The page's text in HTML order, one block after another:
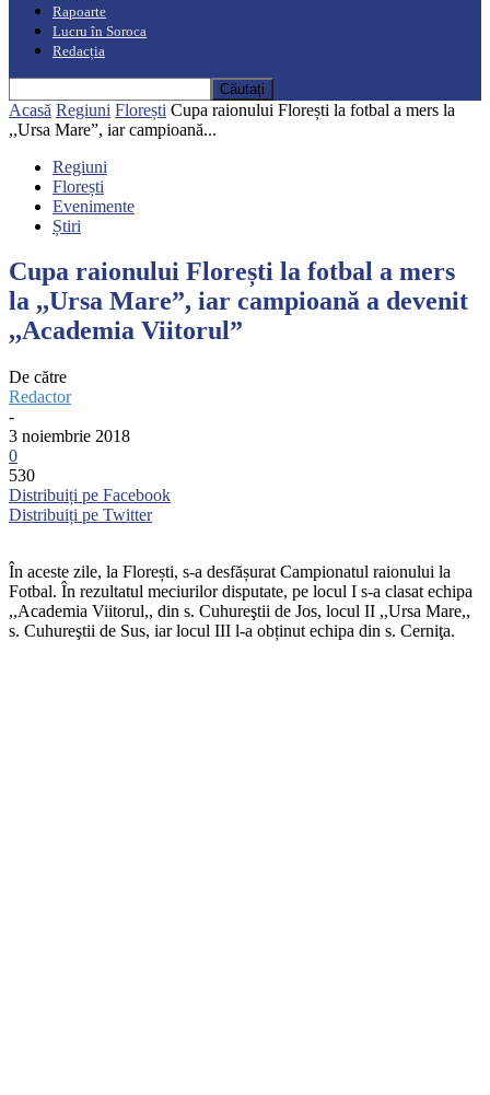
Rapoarte
Lucru în Soroca
Redacția
Acasă Regiuni Florești Cupa raionului Florești la fotbal a mers la
,,Ursa Mare”, iar campioană...
Regiuni
Florești
Evenimente
Știri
Cupa raionului Florești la fotbal a mers
la ,,Ursa Mare”, iar campioană a devenit
,,Academia Viitorul”
De către
Redactor
-
3 noiembrie 2018
0
530
Distribuiți pe Facebook
Distribuiți pe Twitter
În aceste zile, la Florești, s-a desfășurat Campionatul raionului la
Fotbal. În rezultatul meciurilor disputate, pe locul I s-a clasat echipa
,,Academia Viitorul,, din s. Cuhureştii de Jos, locul II ,,Ursa Mare,,
s. Cuhureştii de Sus, iar locul III l-a obținut echipa din s. Cerniţa.